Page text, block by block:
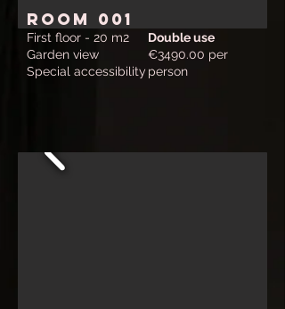
ROOM 001
First floor - 20 m2
Garden view
Special accessibility
Double use
€3490.00 per
person